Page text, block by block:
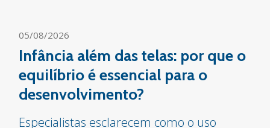
05/08/2026
Infância além das telas: por que o
equilíbrio é essencial para o
desenvolvimento?
Especialistas esclarecem como o uso